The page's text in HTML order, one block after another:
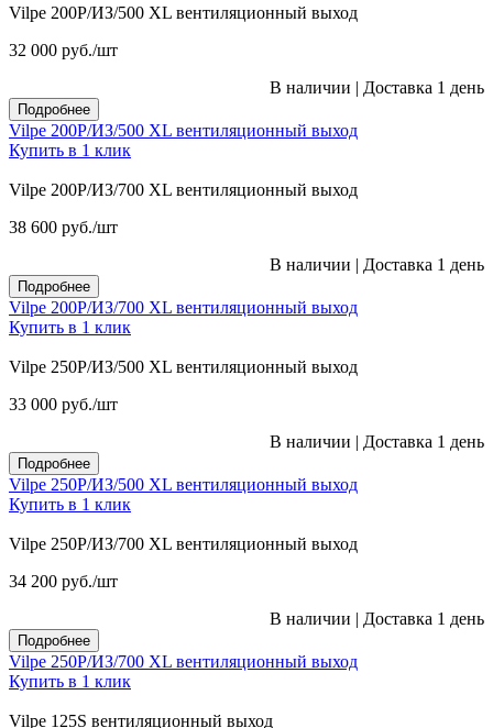
Vilpe 200P/ИЗ/500 XL вентиляционный выход
32 000 руб./шт
В наличии | Доставка 1 день
Подробнее
Vilpe 200P/ИЗ/500 XL вентиляционный выход
Купить в 1 клик
Vilpe 200P/ИЗ/700 XL вентиляционный выход
38 600 руб./шт
В наличии | Доставка 1 день
Подробнее
Vilpe 200P/ИЗ/700 XL вентиляционный выход
Купить в 1 клик
Vilpe 250P/ИЗ/500 XL вентиляционный выход
33 000 руб./шт
В наличии | Доставка 1 день
Подробнее
Vilpe 250P/ИЗ/500 XL вентиляционный выход
Купить в 1 клик
Vilpe 250P/ИЗ/700 XL вентиляционный выход
34 200 руб./шт
В наличии | Доставка 1 день
Подробнее
Vilpe 250P/ИЗ/700 XL вентиляционный выход
Купить в 1 клик
Vilpe 125S вентиляционный выход